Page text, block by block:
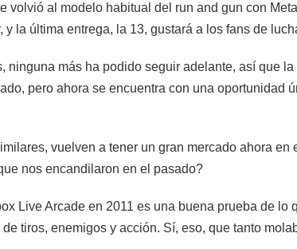
volvió al modelo habitual del run and gun con
la última entrega, la 13, gustará a los fans de
ninguna más ha podido seguir adelante, así que
pero ahora se encuentra con una oportunidad
vuelven a tener un gran mercado ahora
nos encandilaron en el pasado?
Live Arcade en 2011 es una buena prueba de
tiros, enemigos y acción. Sí, eso, que tanto